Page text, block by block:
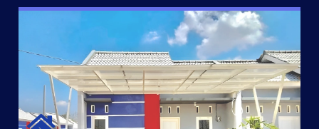
SURYA MADANI SATU
Satu-satunya Hunian nyaman dengan harga subsidi hanya 100
jutaan dengan lokasi strategis di Tuban